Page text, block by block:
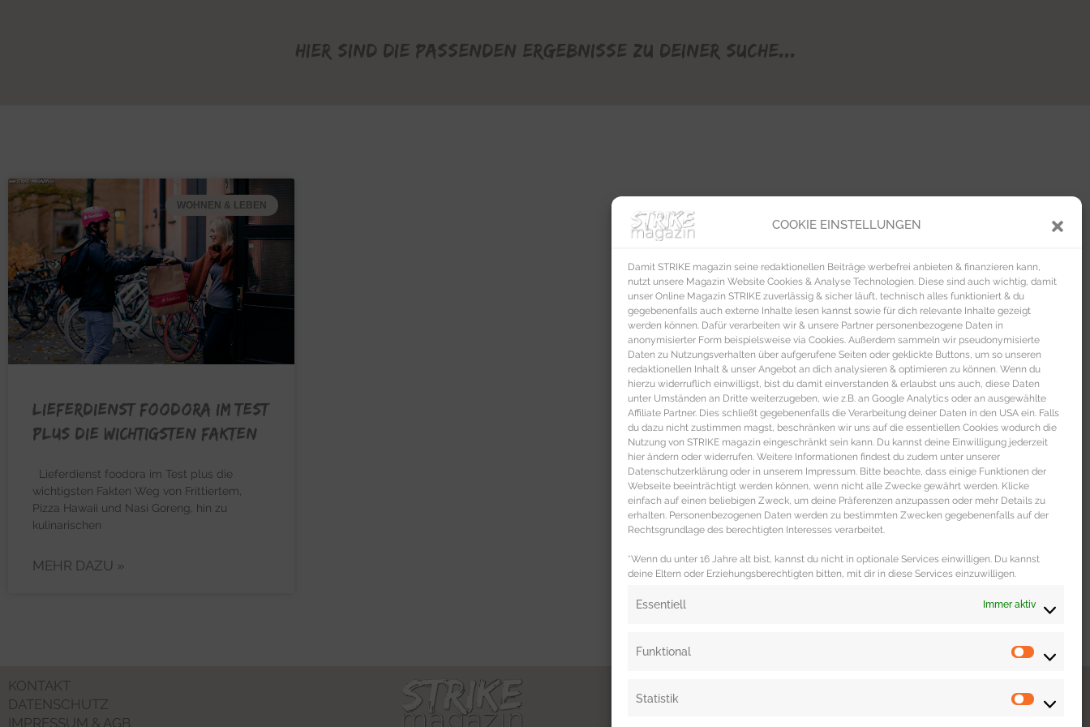
COOKIE EINSTELLUNGEN
Damit STRIKE magazin seine redaktionellen Beiträge werbefrei anbieten & finanzieren kann,
nutzt unsere Magazin Website Cookies & Analyse Technologien. Diese sind auch wichtig, damit
unser Online Magazin STRIKE zuverlässig & sicher läuft, technisch alles funktioniert & du
gegebenenfalls auch externe Inhalte lesen kannst sowie für dich relevante Inhalte gezeigt
werden können. Dafür verarbeiten wir & unsere Partner personenbezogene Daten in
anonymisierter Form beispielsweise via Cookies. Außerdem sammeln wir pseudonymisierte
Daten zu Nutzungsverhalten über aufgerufene Seiten oder geklickte Buttons, um so unseren
redaktionellen Inhalt & unser Angebot an dich analysieren & optimieren zu können. Wenn du
hierzu widerruflich einwilligst, bist du damit einverstanden & erlaubst uns auch, diese Daten
unter Umständen an Dritte weiterzugeben, wie z.B. an Google Analytics oder an ausgewählte
Affiliate Partner. Dies schließt gegebenenfalls die Verarbeitung deiner Daten in den USA ein. Falls
du dazu nicht zustimmen magst, beschränken wir uns auf die essentiellen Cookies wodurch die
Nutzung von STRIKE magazin eingeschränkt sein kann. Du kannst deine Einwilligung jederzeit
hier ändern oder widerrufen. Weitere Informationen findest du zudem unter unserer
Datenschutzerklärung oder in unserem Impressum. Bitte beachte, dass einige Funktionen der
Webseite beeinträchtigt werden können, wenn nicht alle Zwecke gewährt werden. Klicke
einfach auf einen beliebigen Zweck, um deine Präferenzen anzupassen oder mehr Details zu
erhalten. Personenbezogenen Daten werden zu bestimmten Zwecken gegebenenfalls auf der
Rechtsgrundlage des berechtigten Interesses verarbeitet.
*Wenn du unter 16 Jahre alt bist, kannst du nicht in optionale Services einwilligen. Du kannst
deine Eltern oder Erziehungsberechtigten bitten, mit dir in diese Services einzuwilligen.
Essentiell Immer aktiv
Funktional
Statistik
Hier sind die passenden Ergebnisse zu deiner Suche...
WOHNEN & LEBEN
Lieferdienst foodora im Test
plus die wichtigsten Fakten
Lieferdienst foodora im Test plus die
wichtigsten Fakten Weg von Frittiertem,
Pizza Hawaii und Nasi Goreng, hin zu
kulinarischen
MEHR DAZU »
KONTAKT
DATENSCHUTZ
IMPRESSUM & AGB